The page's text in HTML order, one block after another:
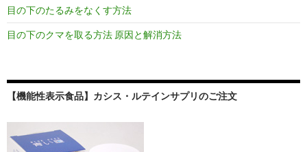
目の下のたるみをなくす方法
目の下のクマを取る方法 原因と解消方法
【機能性表示食品】カシス・ルテインサプリのご注文